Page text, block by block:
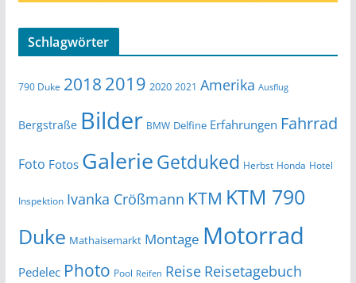
Schlagwörter
790 Duke 2018 2019 2020 2021 Amerika Ausflug
Bergstraße Bilder BMW Delfine Erfahrungen Fahrrad
Foto Fotos GalerieGetduked Herbst Honda Hotel
Inspektion Ivanka Crößmann KTM KTM 790
Duke Mathaisemarkt Montage Motorrad
Pedelec Photo Pool Reifen Reise Reisetagebuch